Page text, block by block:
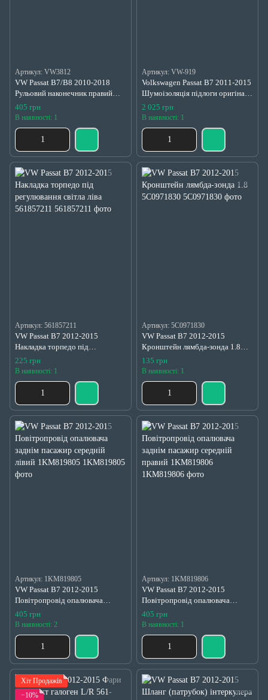
Артикул: VW3812
VW Passat B7/B8 2010-2018
Рульовий наконечник правий
оригінал б/в 1K0423812J
405 грн
В наявності: 1
Артикул: VW-919
Volkswagen Passat B7 2011-2015
Шумоізоляція підлоги оригінал
б/в 2.5 USA 561863919E
2 025 грн
В наявності: 1
Артикул: 561857211
VW Passat B7 2012-2015
Накладка торпедо під
регулювання світла ліва
561857211
225 грн
В наявності: 1
Артикул: 5C0971830
VW Passat B7 2012-2015
Кронштейн лямбда-зонда 1.8
5C0971830
135 грн
В наявності: 1
Артикул: 1KM819805
VW Passat B7 2012-2015
Повітропровід опалювача
заднім пасажир середній лівий
1KM819805
405 грн
В наявності: 2
Артикул: 1KM819806
VW Passat B7 2012-2015
Повітропровід опалювача
заднім пасажир середній правий
1KM819806
405 грн
В наявності: 1
Хіт Продажів
−10%